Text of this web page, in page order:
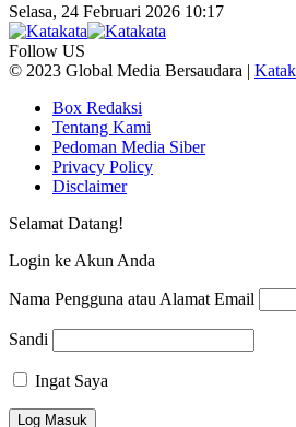
Selasa, 24 Februari 2026 10:17
Follow US
© 2023 Global Media Bersaudara |
Box Redaksi
Tentang Kami
Pedoman Media Siber
Privacy Policy
Disclaimer
Selamat Datang!
Login ke Akun Anda
Nama Pengguna atau Alamat Email
Sandi
Ingat Saya